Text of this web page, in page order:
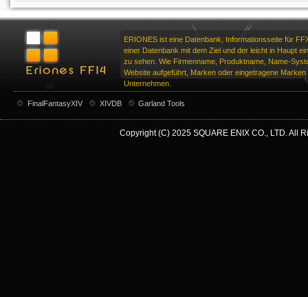
ERIONES ist eine Datenbank, Informationsseite für
einer Datenbank mit dem Ziel und der leicht in Haupt
zu sehen. Wie Firmenname, Produktname, Name-
Website aufgeführt, Marken oder eingetragene Marken
Unternehmen.
FinalFantasyXIV XIVDB Garland Tools
Copyright (C) 2025 SQUARE ENIX CO., LTD. All